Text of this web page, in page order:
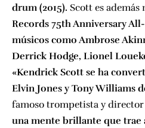
drum (2015). Scott es
Records 75th Anniversary
músicos como Ambrose
Derrick Hodge, Lionel
«Kendrick Scott se ha
Elvin Jones y Tony Williams
famoso trompetista y director
una mente brillante que trae